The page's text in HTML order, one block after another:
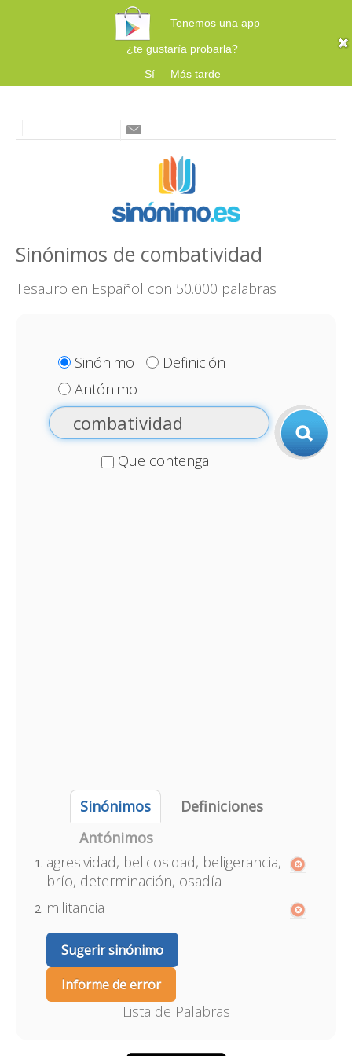
Tenemos una app
¿te gustaría probarla?
Sí
Más tarde
Sinónimos de combatividad
Tesauro en Español con 50.000 palabras
Sinónimo
Definición
Antónimo
Que contenga
Sinónimos
Definiciones
Antónimos
agresividad, belicosidad, beligerancia,
brío, determinación, osadía
militancia
Sugerir sinónimo
Informe de error
Lista de Palabras